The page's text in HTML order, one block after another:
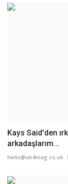
Kays Said'den
arkadaşlarım...
hello@uk4mag.co.uk